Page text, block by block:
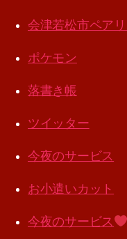
会津若松市ペア
ポケモン
落書き帳
ツイッター
今夜のサービス
お小遣いカット
今夜のサービス